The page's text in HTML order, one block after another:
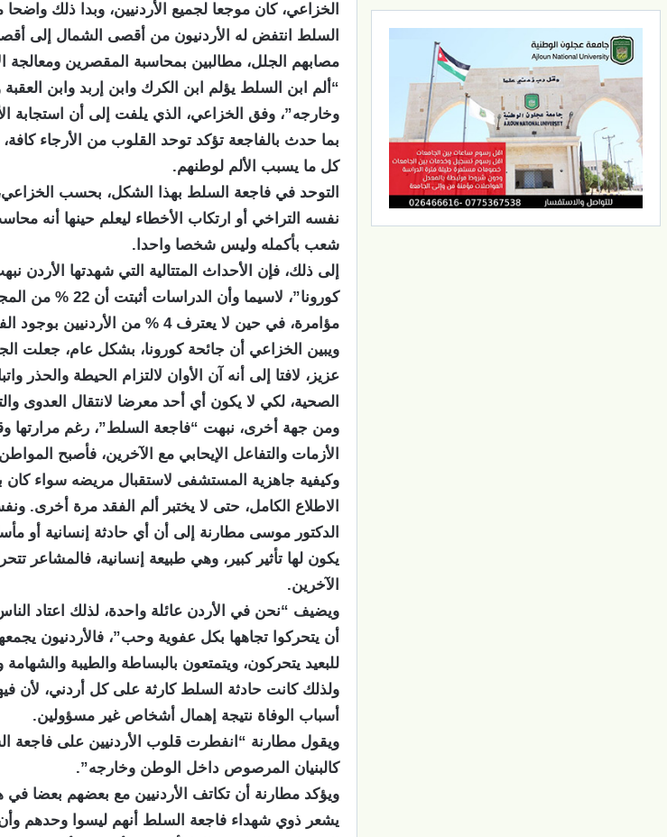
الخزاعي، كان موجعا لجميع الأردنيين، وبدا ذلك
السلط انتفض له الأردنيون من أقصى الشمال إلى
مصابهم الجلل، مطالبين بمحاسبة المقصرين ومعالجة
“ألم ابن السلط يؤلم ابن الكرك وابن إربد وابن
وخارجه”، وفق الخزاعي، الذي يلفت إلى أن استجابة
بما حدث بالفاجعة تؤكد توحد القلوب من الأرجاء
كل ما يسبب الألم لوطنهم.
التوحد في فاجعة السلط بهذا الشكل، بحسب
نفسه التراخي أو ارتكاب الأخطاء ليعلم حينها أنه
شعب بأكمله وليس شخصا واحدا.
إلى ذلك، فإن الأحداث المتتالية التي شهدتها
كورونا”، لاسيما
مؤامرة، في حين لا يعترف 4 % من الأردنيين بوجود الفيروس أصلا.
ويبين الخزاعي أن جائحة كورونا، بشكل عام، جعلت
عزيز، لافتا إلى أنه آن الأوان لالتزام الحيطة والحذر
الصحية، لكي لا يكون أي أحد معرضا لانتقال العدوى
ومن جهة أخرى، نبهت “فاجعة السلط”، رغم مرارتها
الأزمات والتفاعل الإيحابي مع الآخرين، فأصبح
وكيفية جاهزية المستشفى لاستقبال مريضه سواء كان
الاطلاع الكامل، حتى لا يختبر ألم الفقد مرة أخرى.
الدكتور موسى مطارنة إلى أن أي حادثة إنسانية أو
يكون لها تأثير كبير، وهي طبيعة إنسانية، فالمشاعر
الآخرين.
ويضيف “نحن في الأردن عائلة واحدة، لذلك اعتاد
أن يتحركوا تجاهها بكل عفوية وحب”، فالأردنيون
للبعيد يتحركون، ويتمتعون بالبساطة والطيبة
ولذلك كانت حادثة السلط كارثة على كل أردني، لأن
أسباب الوفاة نتيجة إهمال أشخاص غير مسؤولين.
ويقول مطارنة “انفطرت قلوب الأردنيين على فاجعة
كالبنيان المرصوص داخل الوطن وخارجه”.
ويؤكد مطارنة أن تكاتف الأردنيين مع بعضهم بعضا في
يشعر ذوي شهداء فاجعة السلط أنهم ليسوا وحدهم